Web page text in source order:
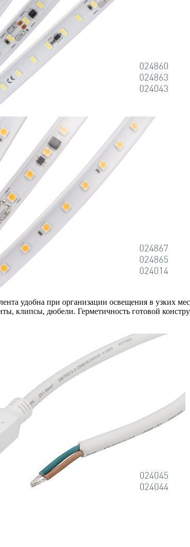
удобна при организации освещения в узких
клипсы, дюбели. Герметичность готовой